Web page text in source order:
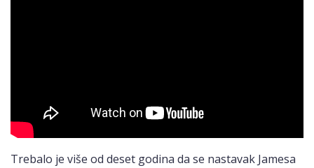
Trebalo je više od deset godina da se nastavak Jamesa